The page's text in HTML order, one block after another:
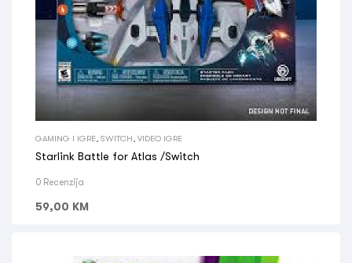
GAMING I IGRE SWITCH VIDEO IGRE
Starlink Battle for Atlas /Switch
0 Recenzija
59,00 KM